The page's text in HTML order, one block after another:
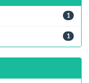
1
1